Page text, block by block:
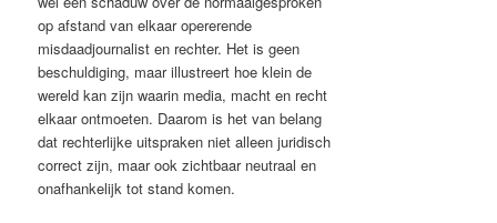
op afstand van elkaar opererende
misdaadjournalist en rechter. Het is geen
beschuldiging, maar illustreert hoe klein de
wereld kan zijn waarin media, macht en recht
elkaar ontmoeten. Daarom is het van belang
dat rechterlijke uitspraken niet alleen juridisch
correct zijn, maar ook zichtbaar neutraal en
onafhankelijk tot stand komen.